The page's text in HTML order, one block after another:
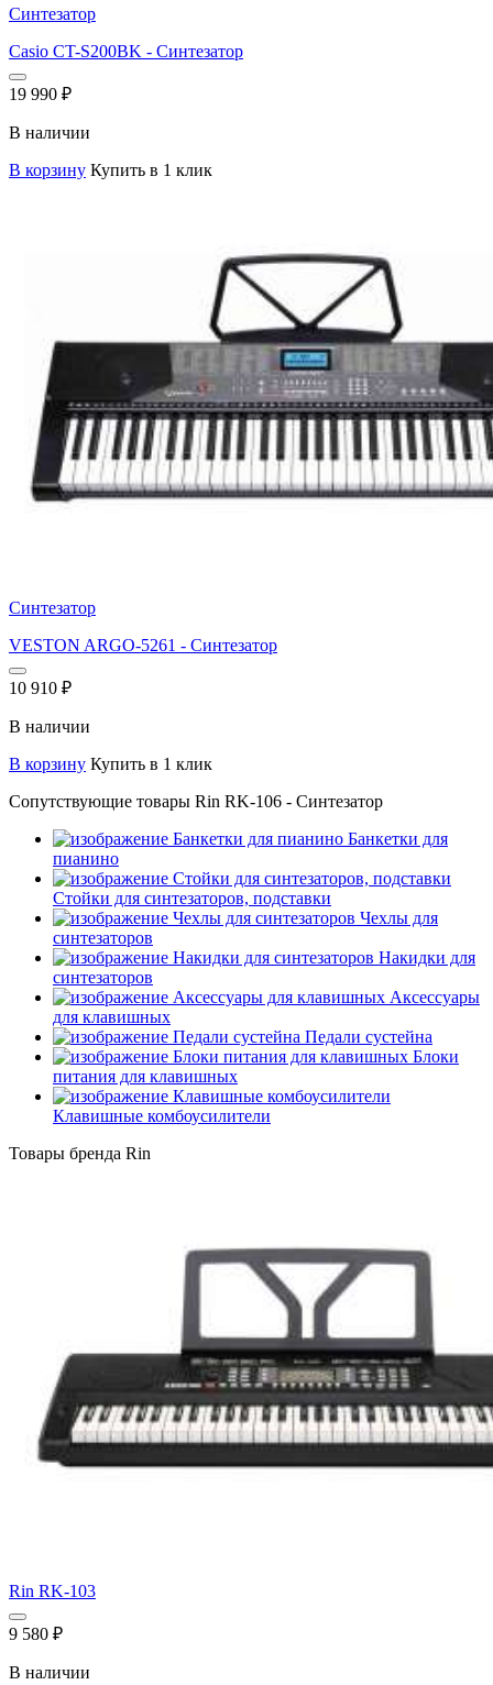
Синтезатор
Casio CT-S200BK - Синтезатор
19 990 ₽
В наличии
В корзину Купить в 1 клик
Синтезатор
VESTON ARGO-5261 - Синтезатор
10 910 ₽
В наличии
В корзину Купить в 1 клик
Сопутствующие товары Rin RK-106 - Синтезатор
Банкетки для
пианино
Стойки для синтезаторов, подставки
Чехлы для
синтезаторов
Накидки для
синтезаторов
Аксессуары
для клавишных
Педали сустейна
Блоки
питания для клавишных
Клавишные комбоусилители
Товары бренда Rin
Rin RK-103
9 580 ₽
В наличии